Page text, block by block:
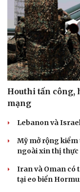
Houthi tấn công,
mạng
Lebanon và
Mỹ mở rộng kiểm
ngoài xin thị thực
Iran và Oman có
tại eo biển